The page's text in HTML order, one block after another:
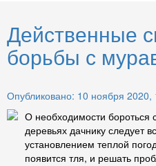
Действенные
борьбы с
Опубликовано: 10 ноября 2020,
О необходимости бороться
деревьях дачнику следует
установлением теплой
появится тля, и решать